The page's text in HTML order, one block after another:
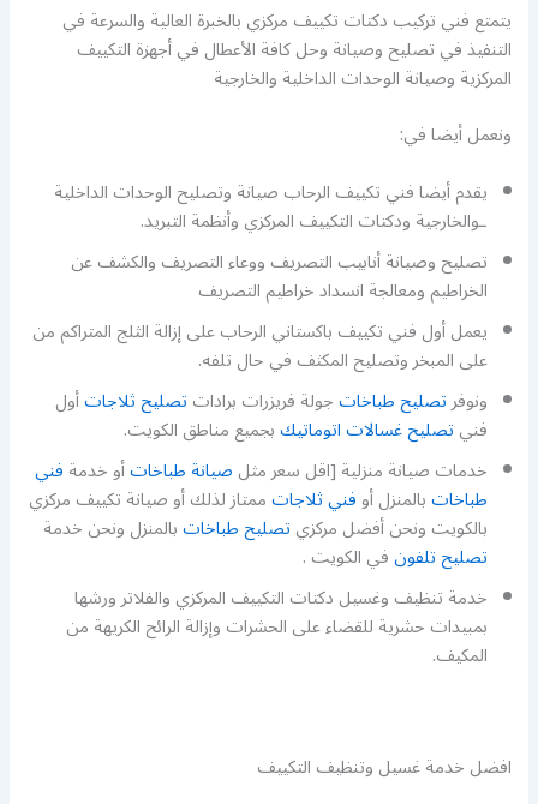
يتمتع فني تركيب دكتات تكييف مركزي بالخبرة العالية والسرعة في
التنفيذ في تصليح وصيانة وحل كافة الأعطال في أجهزة التكييف
المركزية وصيانة الوحدات الداخلية والخارجية
ونعمل أيضا في:
يقدم أيضا فني تكييف الرحاب صيانة وتصليح الوحدات الداخلية
ـوالخارجية ودكتات التكييف المركزي وأنظمة التبريد.
تصليح وصيانة أنابيب التصريف ووعاء التصريف والكشف عن
الخراطيم ومعالجة انسداد خراطيم التصريف
يعمل أول فني تكييف باكستاني الرحاب على إزالة الثلج المتراكم من
على المبخر وتصليح المكثف في حال تلفه.
ونوفرتصليح طباخاتجولة فريزرات براداتتصليح ثلاجاتأول
فنيتصليح غسالات اتوماتيكبجميع مناطق الكويت.
خدمات صيانة منزلية [اقل سعر مثلصيانة طباخاتأو خدمةفني
طباخاتبالمنزل أوفني ثلاجاتممتاز لذلك أو صيانة تكييف مركزي
بالكويت ونحن أفضل مركزيتصليح طباخاتبالمنزل ونحن خدمة
تصليح تلفونفي الكويت .
خدمة تنظيف وغسيل دكتات التكييف المركزي والفلاتر ورشها
بمبيدات حشرية للقضاء على الحشرات وإزالة الرائح الكريهة من
المكيف.
افضل خدمة غسيل وتنظيف التكييف